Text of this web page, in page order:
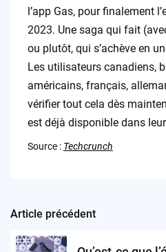
l’app Gas, pour finalement
2023. Une saga qui fait
ou plutôt, qui s’achève en
Les utilisateurs canadiens,
américains, français,
vérifier tout cela dès
est déjà disponible dans
Source : Techcrunch
Post
navigation
Article précédent